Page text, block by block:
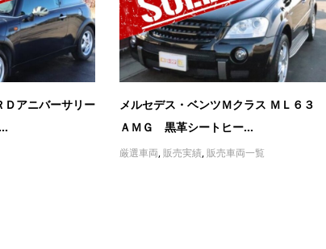
Ｄアニバーサリー
メルセデス・ベンツＭクラス ＭＬ６３
ＡＭＧ 黒革シートヒー...
厳選車両,販売実績,販売車両一覧